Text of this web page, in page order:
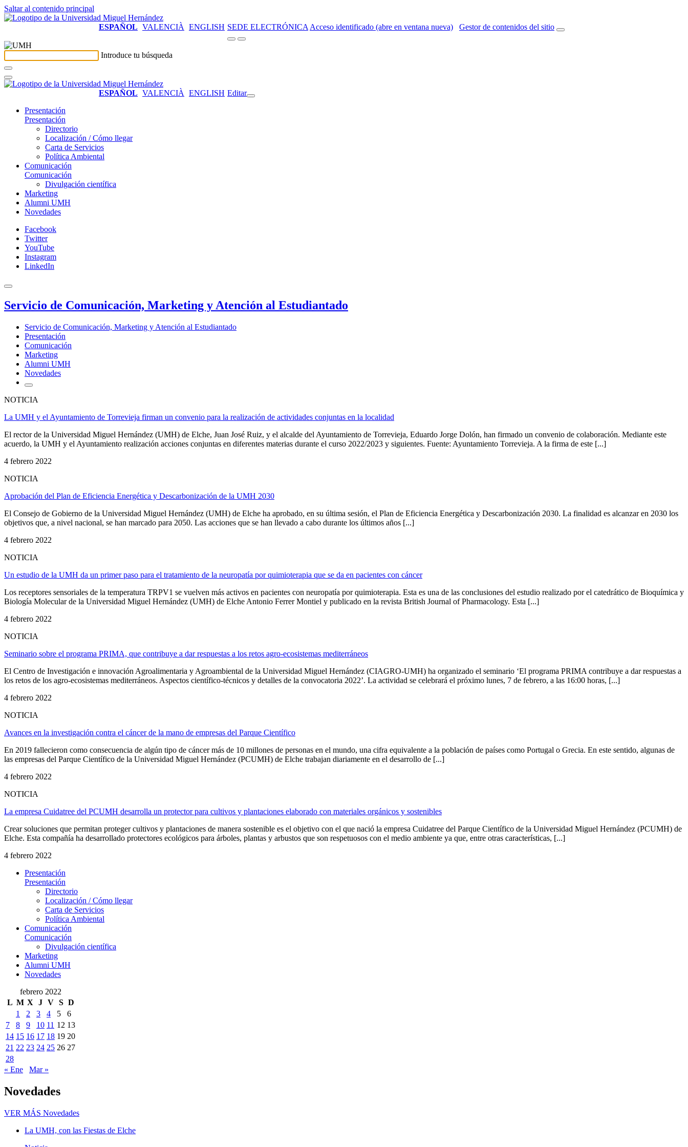
Saltar al contenido principal
ESPAÑOL VALENCIÀ ENGLISH SEDE ELECTRÓNICA Acceso identificado (abre en ventana nueva) Gestor de contenidos del sitio
Introduce tu búsqueda
ESPAÑOL VALENCIÀ ENGLISH Editar
Presentación
Presentación
Directorio
Localización / Cómo llegar
Carta de Servicios
Política Ambiental
Comunicación
Comunicación
Divulgación científica
Marketing
Alumni UMH
Novedades
Facebook
Twitter
YouTube
Instagram
LinkedIn
Servicio de Comunicación, Marketing y Atención al Estudiantado
Servicio de Comunicación, Marketing y Atención al Estudiantado
Presentación
Comunicación
Marketing
Alumni UMH
Novedades
NOTICIA
La UMH y el Ayuntamiento de Torrevieja firman un convenio para la realización de actividades conjuntas en la localidad
El rector de la Universidad Miguel Hernández (UMH) de Elche, Juan José Ruiz, y el alcalde del Ayuntamiento de Torrevieja, Eduardo Jorge Dolón, han firmado un convenio de colaboración. Mediante este
acuerdo, la UMH y el Ayuntamiento realización acciones conjuntas en diferentes materias durante el curso 2022/2023 y siguientes. Fuente: Ayuntamiento Torrevieja. A la firma de este [...]
4 febrero 2022
NOTICIA
Aprobación del Plan de Eficiencia Energética y Descarbonización de la UMH 2030
El Consejo de Gobierno de la Universidad Miguel Hernández (UMH) de Elche ha aprobado, en su última sesión, el Plan de Eficiencia Energética y Descarbonización 2030. La finalidad es alcanzar en 2030 los
objetivos que, a nivel nacional, se han marcado para 2050. Las acciones que se han llevado a cabo durante los últimos años [...]
4 febrero 2022
NOTICIA
Un estudio de la UMH da un primer paso para el tratamiento de la neuropatía por quimioterapia que se da en pacientes con cáncer
Los receptores sensoriales de la temperatura TRPV1 se vuelven más activos en pacientes con neuropatía por quimioterapia. Esta es una de las conclusiones del estudio realizado por el catedrático de Bioquímica y
Biología Molecular de la Universidad Miguel Hernández (UMH) de Elche Antonio Ferrer Montiel y publicado en la revista British Journal of Pharmacology. Esta [...]
4 febrero 2022
NOTICIA
Seminario sobre el programa PRIMA, que contribuye a dar respuestas a los retos agro-ecosistemas mediterráneos
El Centro de Investigación e innovación Agroalimentaria y Agroambiental de la Universidad Miguel Hernández (CIAGRO-UMH) ha organizado el seminario ‘El programa PRIMA contribuye a dar respuestas a
los retos de los agro-ecosistemas mediterráneos. Aspectos científico-técnicos y detalles de la convocatoria 2022’. La actividad se celebrará el próximo lunes, 7 de febrero, a las 16:00 horas, [...]
4 febrero 2022
NOTICIA
Avances en la investigación contra el cáncer de la mano de empresas del Parque Científico
En 2019 fallecieron como consecuencia de algún tipo de cáncer más de 10 millones de personas en el mundo, una cifra equivalente a la población de países como Portugal o Grecia. En este sentido, algunas de
las empresas del Parque Científico de la Universidad Miguel Hernández (PCUMH) de Elche trabajan diariamente en el desarrollo de [...]
4 febrero 2022
NOTICIA
La empresa Cuidatree del PCUMH desarrolla un protector para cultivos y plantaciones elaborado con materiales orgánicos y sostenibles
Crear soluciones que permitan proteger cultivos y plantaciones de manera sostenible es el objetivo con el que nació la empresa Cuidatree del Parque Científico de la Universidad Miguel Hernández (PCUMH) de
Elche. Esta compañía ha desarrollado protectores ecológicos para árboles, plantas y arbustos que son respetuosos con el medio ambiente ya que, entre otras características, [...]
4 febrero 2022
Presentación
Presentación
Directorio
Localización / Cómo llegar
Carta de Servicios
Política Ambiental
Comunicación
Comunicación
Divulgación científica
Marketing
Alumni UMH
Novedades
febrero 2022
L M X J V S D
1
2 3 4 5
6
7
8 9 10 11 12 13
14 15 16 17 18 19 20
21 22 23 24 25 26 27
28
« Ene
Mar »
Novedades
VER MÁS Novedades
La UMH, con las Fiestas de Elche